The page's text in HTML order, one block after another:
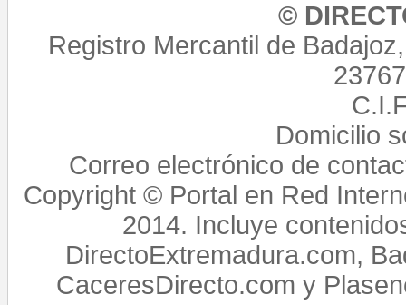
©
Registro Mercantil de
Domicilio
Correo electrónico de
Copyright © Portal en Red
2014. Incluye
DirectoExtremadura.com,
CaceresDirecto.com y